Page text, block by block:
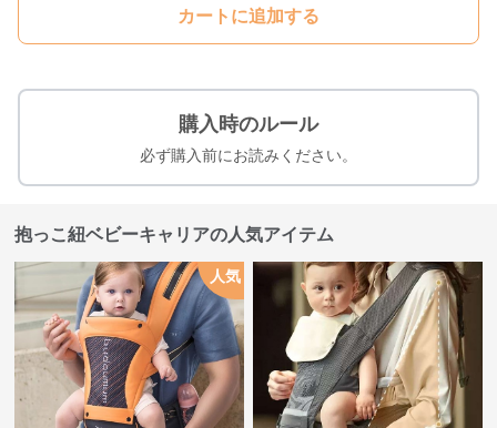
カートに追加する
購入時のルール
必ず購入前にお読みください。
抱っこ紐ベビーキャリアの人気アイテム
人気